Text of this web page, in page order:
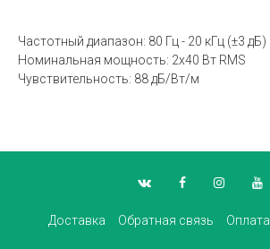
Частотный диапазон: 80 Гц - 20 кГц (±3 дБ)
Номинальная мощность: 2х40 Вт RMS
Чувствительность: 88 дБ/Вт/м
Доставка Обратная связь Оплата